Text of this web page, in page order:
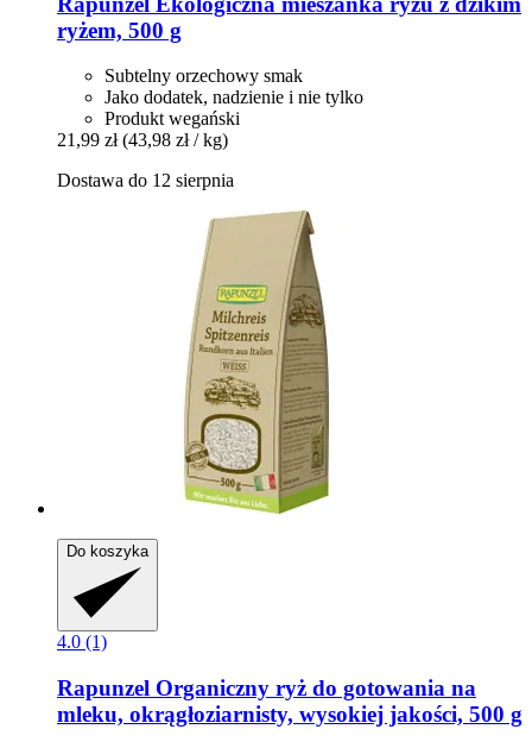
ryżem, 500 g
Subtelny orzechowy smak
Jako dodatek, nadzienie i nie tylko
Produkt wegański
21,99 zł (43,98 zł / kg)
Dostawa do 12 sierpnia
Do koszyka
4.0 (1)
Rapunzel Organiczny ryż do gotowania na
mleku, okrągłoziarnisty, wysokiej jakości, 500 g